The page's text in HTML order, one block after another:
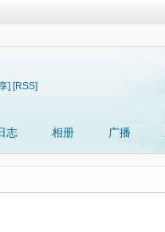
] [RSS]
志 相册 广播